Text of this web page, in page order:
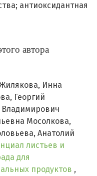
антиоксидантная
автора
Инна
Георгий
Мосолкова,
Анатолий
листьев и
для
продуктов ,